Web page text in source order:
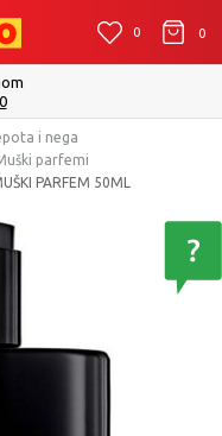
0 0
i nega
parfemi
PARFEM 50ML